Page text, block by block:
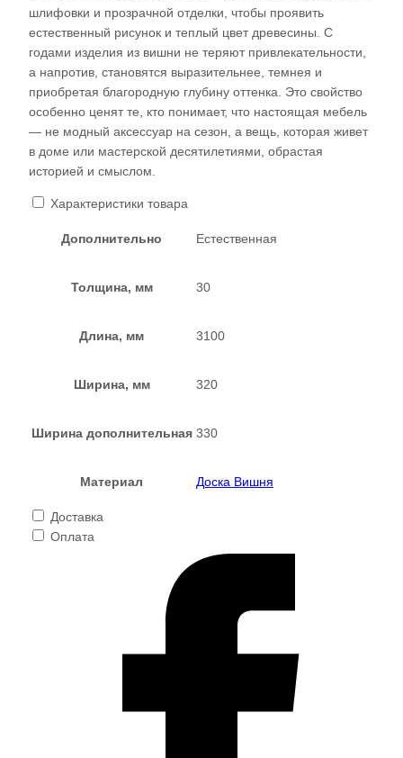
шлифовки и прозрачной отделки, чтобы проявить
естественный рисунок и теплый цвет древесины. С
годами изделия из вишни не теряют привлекательности,
а напротив, становятся выразительнее, темнея и
приобретая благородную глубину оттенка. Это свойство
особенно ценят те, кто понимает, что настоящая мебель
— не модный аксессуар на сезон, а вещь, которая живет
в доме или мастерской десятилетиями, обрастая
историей и смыслом.​
Характеристики товара
Дополнительно Естественная
Толщина, мм 30
Длина, мм 3100
Ширина, мм 320
Ширина дополнительная 330
Материал Доска Вишня
Доставка
Оплата